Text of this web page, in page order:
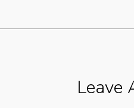
Leave